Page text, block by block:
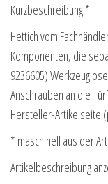
Kurzbeschreibung *
Hettich vom
Komponenten, die
9236605)
Anschrauben an die
Hersteller-Artikelseite
* maschinell aus der
Artikelbeschreibung